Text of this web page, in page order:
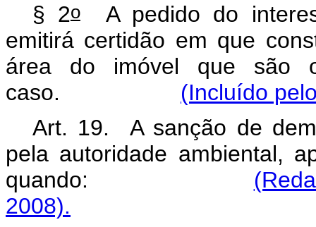
§ 2oA pedido do
emitirá certidão em que
área do imóvel que são
caso. (Incluído
Art. 19. A sanção de
pela autoridade ambiental,
quando:
2008).